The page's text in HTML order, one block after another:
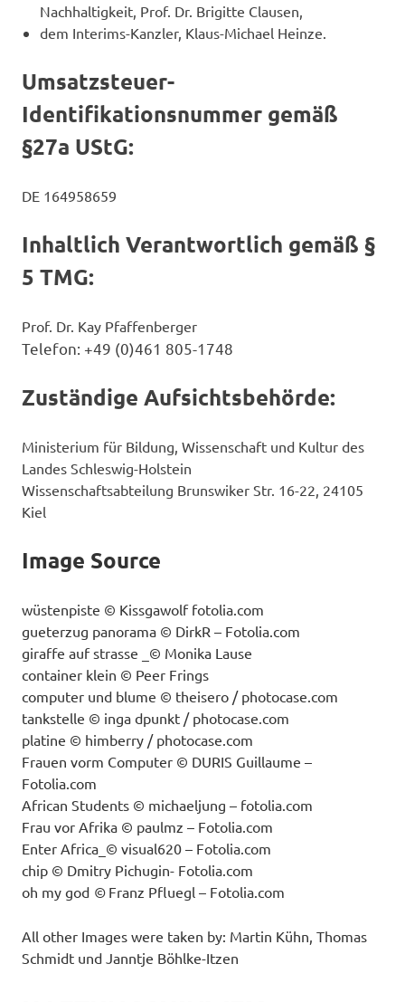
Nachhaltigkeit, Prof. Dr. Brigitte Clausen,
dem Interims-Kanzler, Klaus-Michael Heinze.
Umsatzsteuer-
Identifikationsnummer gemäß
§27a UStG:
DE 164958659
Inhaltlich Verantwortlich gemäß §
5 TMG:
Prof. Dr. Kay Pfaffenberger
Telefon: +49 (0)461 805-1748
Zuständige Aufsichtsbehörde:
Ministerium für Bildung, Wissenschaft und Kultur des
Landes Schleswig-Holstein
Wissenschaftsabteilung Brunswiker Str. 16-22, 24105
Kiel
Image Source
wüstenpiste © Kissgawolf fotolia.com
gueterzug panorama © DirkR – Fotolia.com
giraffe auf strasse _© Monika Lause
container klein © Peer Frings
computer und blume © theisero / photocase.com
tankstelle © inga dpunkt / photocase.com
platine © himberry / photocase.com
Frauen vorm Computer © DURIS Guillaume –
Fotolia.com
African Students © michaeljung – fotolia.com
Frau vor Afrika © paulmz – Fotolia.com
Enter Africa_© visual620 – Fotolia.com
chip © Dmitry Pichugin- Fotolia.com
oh my god © Franz Pfluegl – Fotolia.com
All other Images were taken by: Martin Kühn, Thomas
Schmidt und Janntje Böhlke-Itzen